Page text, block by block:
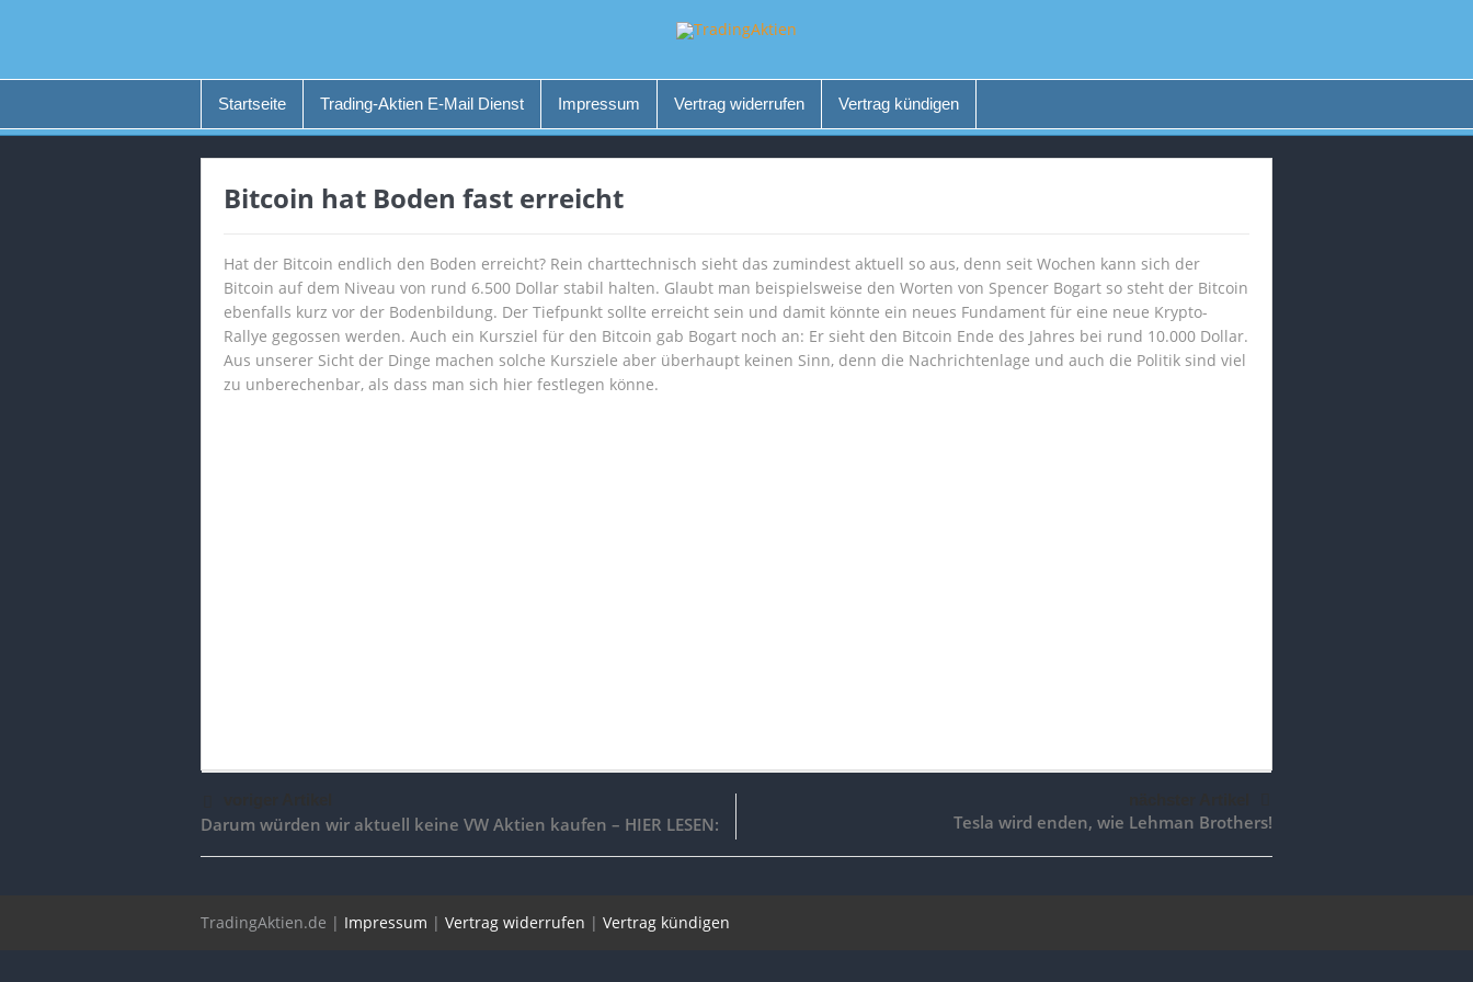
Startseite Trading-Aktien E-Mail Dienst Impressum Vertrag widerrufen Vertrag kündigen
Bitcoin hat Boden fast erreicht
Hat der Bitcoin endlich den Boden erreicht? Rein charttechnisch sieht das zumindest aktuell so aus, denn seit Wochen kann sich der
Bitcoin auf dem Niveau von rund 6.500 Dollar stabil halten. Glaubt man beispielsweise den Worten von Spencer Bogart so steht der Bitcoin
ebenfalls kurz vor der Bodenbildung. Der Tiefpunkt sollte erreicht sein und damit könnte ein neues Fundament für eine neue Krypto-
Rallye gegossen werden. Auch ein Kursziel für den Bitcoin gab Bogart noch an: Er sieht den Bitcoin Ende des Jahres bei rund 10.000 Dollar.
Aus unserer Sicht der Dinge machen solche Kursziele aber überhaupt keinen Sinn, denn die Nachrichtenlage und auch die Politik sind viel
zu unberechenbar, als dass man sich hier festlegen könne.
Darum würden wir aktuell keine VW Aktien kaufen – HIER LESEN: Tesla wird enden, wie Lehman Brothers!
TradingAktien.de | Impressum | Vertrag widerrufen | Vertrag kündigen